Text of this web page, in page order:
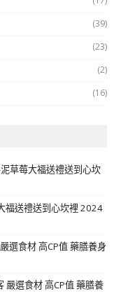
(39)
(23)
(2)
(16)
草莓大福送禮送到心坎
福送禮送到心坎裡 2024
選食材 高CP值 藥膳養身
嚴選食材 高CP值 藥膳養